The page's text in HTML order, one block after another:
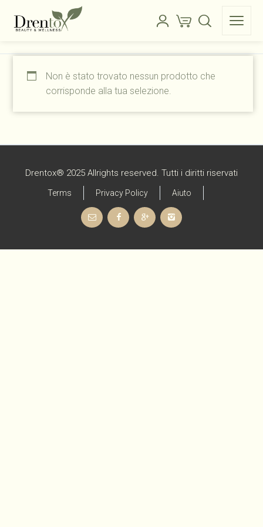
Non è stato trovato nessun prodotto che
corrisponde alla tua selezione.
Drentox® 2025 Allrights reserved. Tutti i diritti riservati
Terms Privacy Policy Aiuto